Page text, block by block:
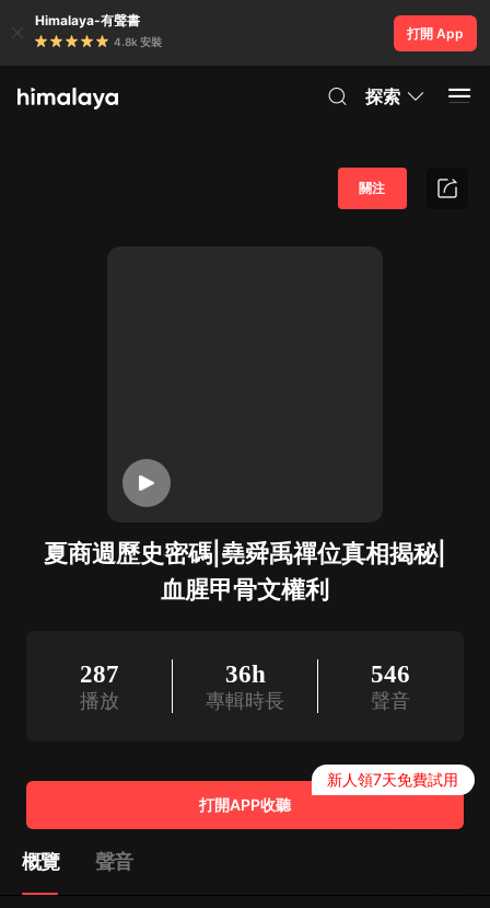
Himalaya-有聲書
4.8k 安裝
打開 App
探索
夏商週歷史密碼|堯舜禹禪位真相揭秘|
血腥甲骨文權利
關注
287
播放
36h
專輯時長
546
聲音
打開APP收聽
新人領7天免費試用
概覽 聲音